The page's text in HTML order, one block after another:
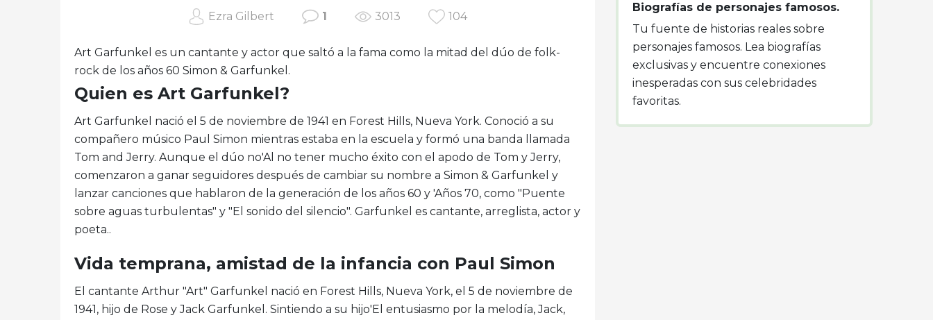
Ezra Gilbert 1 3013 104
Art Garfunkel es un cantante y actor que saltó a la fama como la mitad del dúo de folk-
rock de los años 60 Simon & Garfunkel.
Quien es Art Garfunkel?
Art Garfunkel nació el 5 de noviembre de 1941 en Forest Hills, Nueva York. Conoció a su
compañero músico Paul Simon mientras estaba en la escuela y formó una banda llamada
Tom and Jerry. Aunque el dúo no'Al no tener mucho éxito con el apodo de Tom y Jerry,
comenzaron a ganar seguidores después de cambiar su nombre a Simon & Garfunkel y
lanzar canciones que hablaron de la generación de los años 60 y 'Años 70, como "Puente
sobre aguas turbulentas" y "El sonido del silencio". Garfunkel es cantante, arreglista, actor y
poeta..
Vida temprana, amistad de la infancia con Paul Simon
El cantante Arthur "Art" Garfunkel nació en Forest Hills, Nueva York, el 5 de noviembre de
1941, hijo de Rose y Jack Garfunkel. Sintiendo a su hijo'El entusiasmo por la melodía, Jack,
Biografías de personajes famosos.
Tu fuente de historias reales sobre
personajes famosos. Lea biografías
exclusivas y encuentre conexiones
inesperadas con sus celebridades
favoritas.